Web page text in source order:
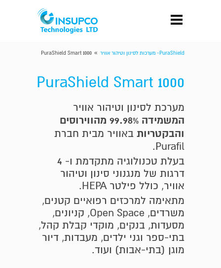
PuraShield- מערכות לסינון וטיהור אוויר »
PuraShield Smart 1000
PuraShield Smart 1000
מערכת לסינון וטיהור אוויר
המשמידה 99.98% מהווירוסים
והבקטריות באוויר מבית חברת
Purafil
.
בעלת טכנולוגיה מתקדמת ו- 4
דרגות של מנגנוני סינון וטיהור
אוויר, כולל פילטר HEPA.
מתאימה למרכזים רפואיים קטנים,
משרדים, Open Space, קניונים,
מסעדות, בנקים, מוקדי קבלת קהל,
בתי-ספר וגני ילדים, מעבדות, דיור
מוגן (בתי-אבות) ועוד.